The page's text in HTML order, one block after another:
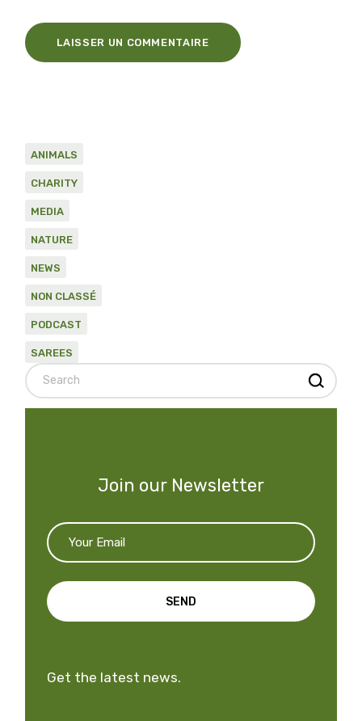
LAISSER UN COMMENTAIRE
ANIMALS
CHARITY
MEDIA
NATURE
NEWS
NON CLASSÉ
PODCAST
SAREES
Search
Join our Newsletter
SEND
Get the latest news.